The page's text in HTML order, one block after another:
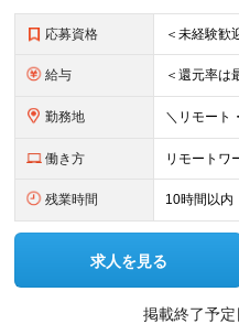
応募資格
給与
勤務地
働き方 リモートワ
残業時間 10時間以内
求人を見る
掲載終了予定